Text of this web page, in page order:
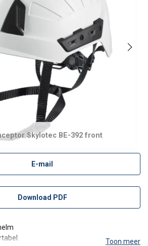
Skylotec BE-392 front
E-mail
Download PDF
Toon meer